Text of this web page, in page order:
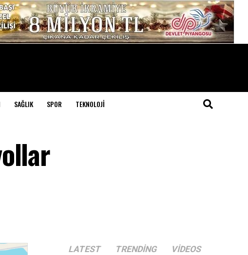
SAĞLIK SPOR TEKNOLOJI
LATEST TRENDING VIDEOS